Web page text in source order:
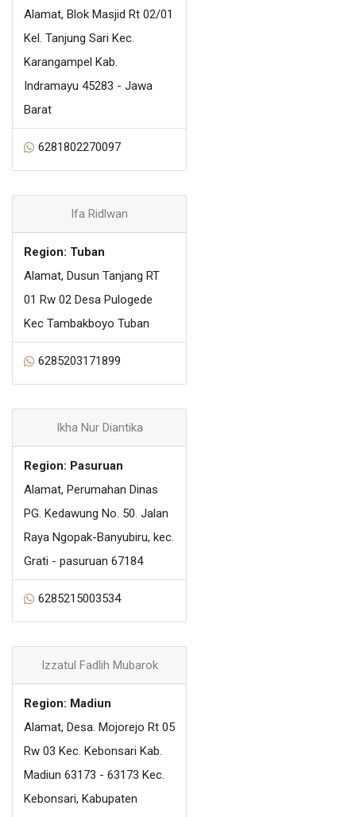
Alamat, Blok Masjid Rt 02/01
Kel. Tanjung Sari Kec.
Karangampel Kab.
Indramayu 45283 - Jawa
Barat
6281802270097
Ifa Ridlwan
Region: Tuban
Alamat, Dusun Tanjang RT
01 Rw 02 Desa Pulogede
Kec Tambakboyo Tuban
6285203171899
Ikha Nur Diantika
Region: Pasuruan
Alamat, Perumahan Dinas
PG. Kedawung No. 50. Jalan
Raya Ngopak-Banyubiru, kec.
Grati - pasuruan 67184
6285215003534
Izzatul Fadlih Mubarok
Region: Madiun
Alamat, Desa. Mojorejo Rt 05
Rw 03 Kec. Kebonsari Kab.
Madiun 63173 - 63173 Kec.
Kebonsari, Kabupaten